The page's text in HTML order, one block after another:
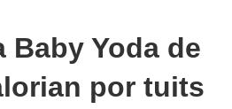
Baby Yoda de
por tuits